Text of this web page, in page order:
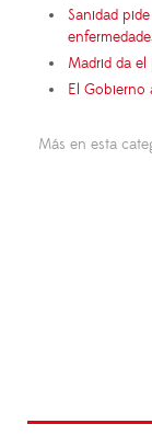
Sanidad
Madrid da
El Gobierno
Más en esta